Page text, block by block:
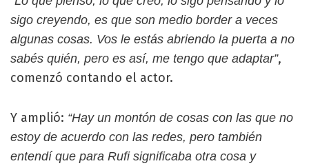
sigo creyendo, es que son medio border a veces
algunas cosas. Vos le estás abriendo la puerta a no
sabés quién, pero es así, me tengo que adaptar”,
comenzó contando el actor.
Y amplió: “Hay un montón de cosas con las que no
estoy de acuerdo con las redes, pero también
entendí que para Rufi significaba otra cosa y